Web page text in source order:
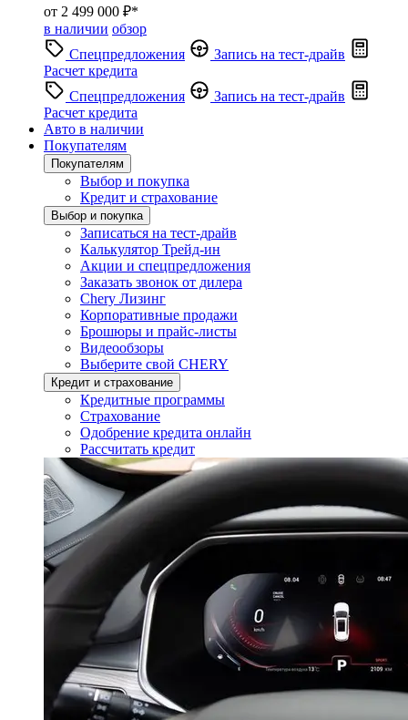
от 2 499 000 ₽*
в наличии обзор
Спецпредложения
Запись на тест-драйв
Расчет кредита
Спецпредложения
Запись на тест-драйв
Расчет кредита
Авто в наличии
Покупателям
Покупателям
Выбор и покупка
Кредит и страхование
Выбор и покупка
Записаться на тест-драйв
Калькулятор Трейд-ин
Акции и спецпредложения
Заказать звонок от дилера
Chery Лизинг
Корпоративные продажи
Брошюры и прайс-листы
Видеообзоры
Выберите свой CHERY
Кредит и страхование
Кредитные программы
Страхование
Одобрение кредита онлайн
Рассчитать кредит